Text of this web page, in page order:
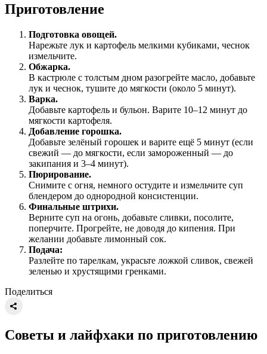
Приготовление
Подготовка овощей.
Нарежьте лук и картофель мелкими кубиками, чеснок
измельчите.
Обжарка.
В кастрюле с толстым дном разогрейте масло, добавьте
лук и чеснок, тушите до мягкости (около 5 минут).
Варка.
Добавьте картофель и бульон. Варите 10–12 минут до
мягкости картофеля.
Добавление горошка.
Добавьте зелёный горошек и варите ещё 5 минут (если
свежий — до мягкости, если замороженный — до
закипания и 3–4 минут).
Пюрирование.
Снимите с огня, немного остудите и измельчите суп
блендером до однородной консистенции.
Финальные штрихи.
Верните суп на огонь, добавьте сливки, посолите,
поперчите. Прогрейте, не доводя до кипения. При
желании добавьте лимонный сок.
Подача:
Разлейте по тарелкам, украсьте ложкой сливок, свежей
зеленью и хрустящими гренками.
Поделиться
Советы и лайфхаки по приготовлению